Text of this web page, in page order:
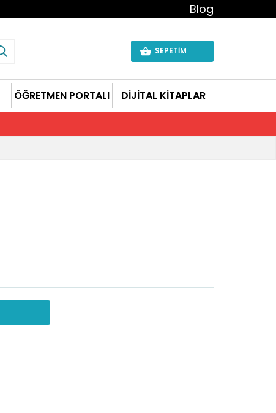
Blog
SEPETİM
ÖĞRETMEN PORTALI DİJİTAL KİTAPLAR